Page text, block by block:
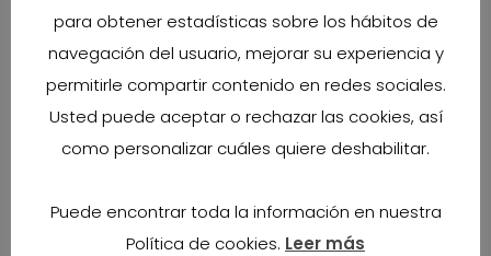
Es una estrategia de alimentación la cual va
por fases:
N
En primer lugar se retiran todos
para controlar y reducir los síntomas y
dejar que el intestino descanse.
para obtener estadísticas sobre los hábitos de
navegación del usuario, mejorar su experiencia y
permitirle compartir contenido en redes sociales.
Usted puede aceptar o rechazar las cookies, así
como personalizar cuáles quiere deshabilitar.
Puede encontrar toda la información en nuestra
Política de cookies. Leer más